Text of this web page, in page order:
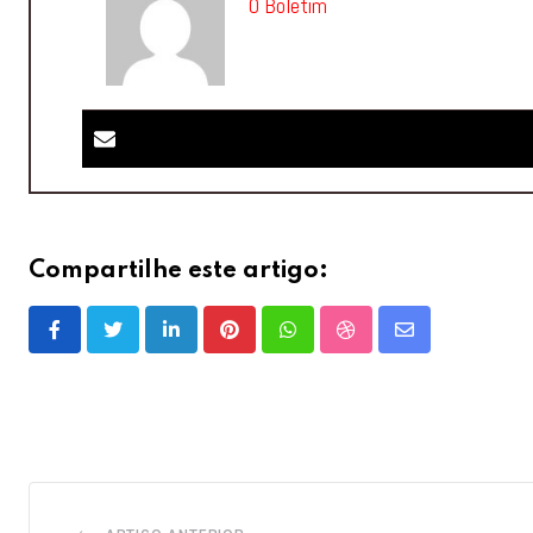
O Boletim
Compartilhe este artigo:
LinkedInPinterestWhatsappStumbleUpon
Share